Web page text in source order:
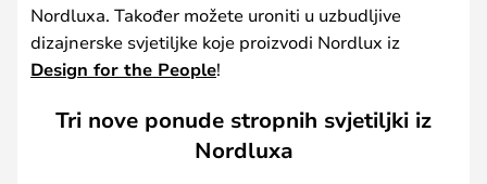
Nordluxa. Također možete uroniti u uzbudljive
dizajnerske svjetiljke koje proizvodi Nordlux iz
Design for the People!
Tri nove ponude stropnih svjetiljki iz
Nordluxa